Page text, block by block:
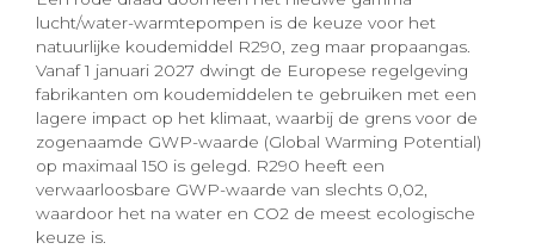
lucht/water-warmtepompen is de keuze voor het
natuurlijke koudemiddel R290, zeg maar propaangas.
Vanaf 1 januari 2027 dwingt de Europese regelgeving
fabrikanten om koudemiddelen te gebruiken met een
lagere impact op het klimaat, waarbij de grens voor de
zogenaamde GWP-waarde (Global Warming Potential)
op maximaal 150 is gelegd. R290 heeft een
verwaarloosbare GWP-waarde van slechts 0,02,
waardoor het na water en CO2 de meest ecologische
keuze is.